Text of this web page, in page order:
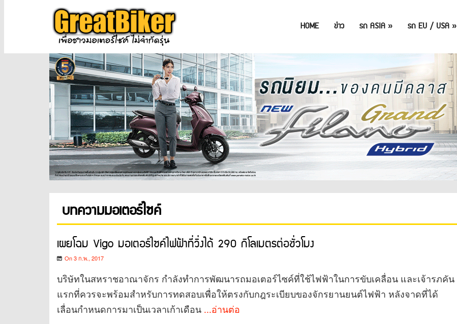
HOME ข่าว รถ ASIA » รถ EU / USA »
บทความมอเตอร์ไซค์
เผยโฉม Vigo มอเตอร์ไซค์ไฟฟ้าที่วิ่งได้ 290 กิโลเมตรต่อชั่วโมง
On 3 ก.พ., 2017
บริษัทในสหราชอาณาจักร กำลังทำการพัฒนารถมอเตอร์ไซค์ที่ใช้ไฟฟ้าในการขับเคลื่อน และเจ้ารภคัน
แรกที่ควรจะพร้อมสำหรับการทดสอบเพื่อให้ตรงกับกฎระเบียบของจักรยานยนต์ไฟฟ้า หลังจาดที่ได้
เลื่อนกำหนดการมาเป็นเวลาเก้าเดือน ...อ่านต่อ